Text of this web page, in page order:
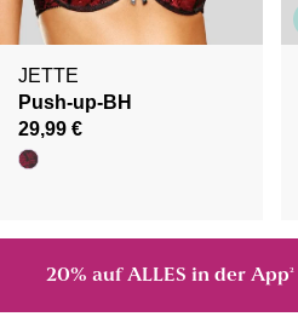
JETTE
Push-up-BH
29,99 €
20% auf ALLES in der App²